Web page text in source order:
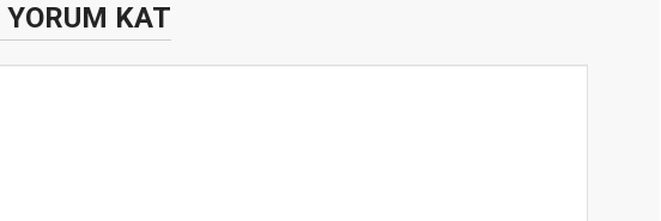
YORUM KAT